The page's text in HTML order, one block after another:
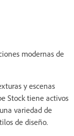
modernas de
y escenas
Stock tiene activos
variedad de
de diseño.